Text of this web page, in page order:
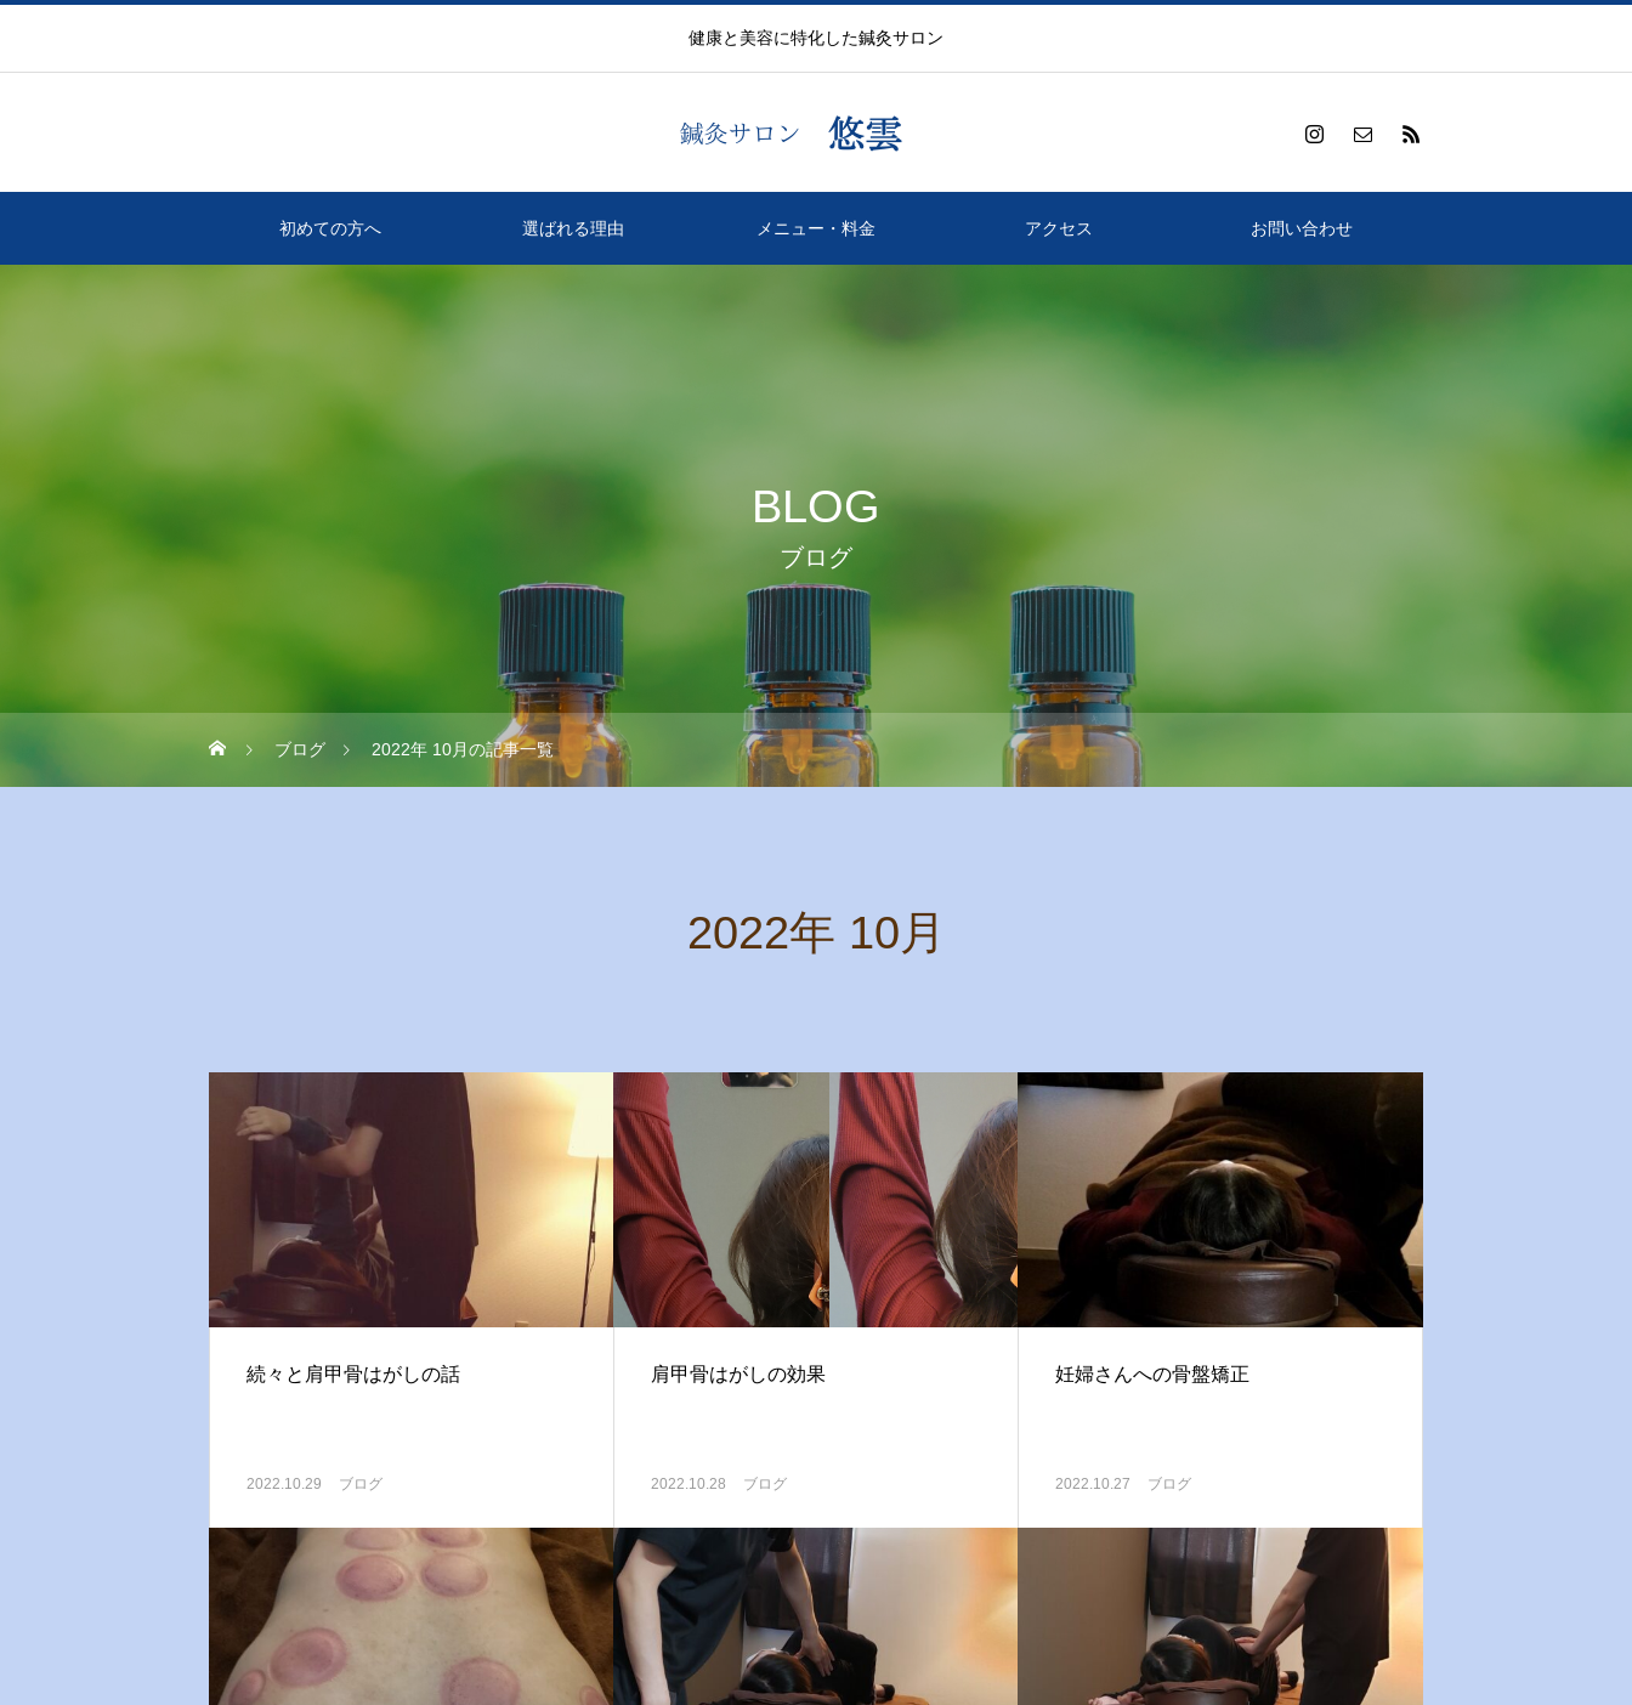
健康と美容に特化した鍼灸サロン
初めての方へ 選ばれる理由 メニュー・料金 アクセス お問い合わせ
BLOG
ブログ
ブログ 2022年 10月の記事一覧
2022年 10月
続々と肩甲骨はがしの話
2022.10.29 ブログ
肩甲骨はがしの効果
2022.10.28 ブログ
妊婦さんへの骨盤矯正
2022.10.27 ブログ